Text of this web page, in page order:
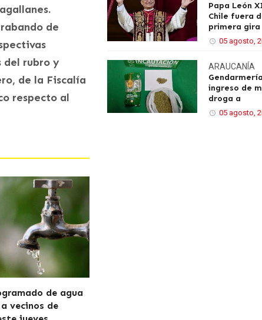
de
del rubro y
de la Fiscalía
respecto al
de agua
vecinos de
Papa León
Chile fuera
primera gira
05 agosto,
ARAUCANÍA
ingreso de
droga a
05 agosto,